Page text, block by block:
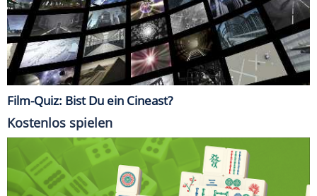
Film-Quiz: Bist Du ein Cineast?
Kostenlos spielen